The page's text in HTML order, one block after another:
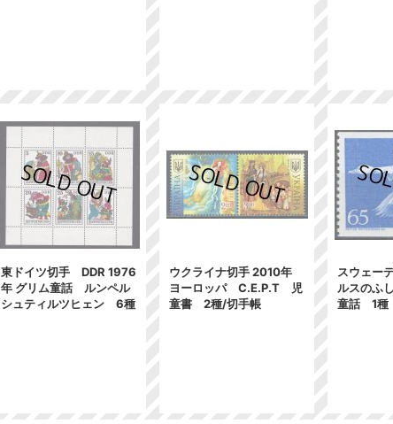
東ドイツ切手 DDR 1976
年 グリム童話 ルンペル
シュティルツヒェン 6種
ウクライナ切手 2010年
ヨーロッパ C.E.P.T 児
童書 2種/切手帳
スウェー
ルスのふ
童話 1種